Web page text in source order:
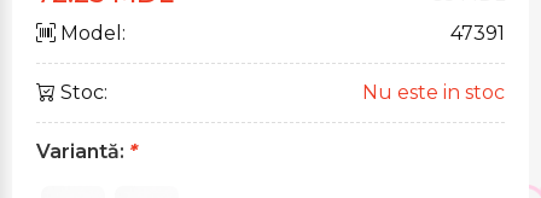
Model:
47391
Stoc: Nu este in stoc
Variantă: *